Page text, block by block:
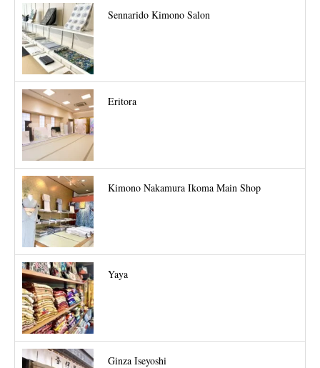
Sennarido Kimono Salon
Eritora
Kimono Nakamura Ikoma Main Shop
Yaya
Ginza Iseyoshi